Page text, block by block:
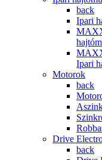
back
Ipari
Ipari
Motorok
back
Drive
back